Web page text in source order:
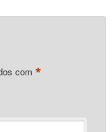
com *